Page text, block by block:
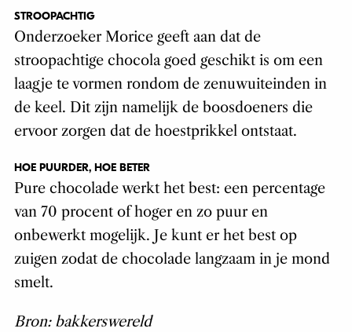
STROOPACHTIG
Onderzoeker Morice geeft aan dat de
stroopachtige chocola goed geschikt is om een
laagje te vormen rondom de zenuwuiteinden in
de keel. Dit zijn namelijk de boosdoeners die
ervoor zorgen dat de hoestprikkel ontstaat.
HOE PUURDER, HOE BETER
Pure chocolade werkt het best: een percentage
van 70 procent of hoger en zo puur en
onbewerkt mogelijk. Je kunt er het best op
zuigen zodat de chocolade langzaam in je mond
smelt.
Bron: bakkerswereld